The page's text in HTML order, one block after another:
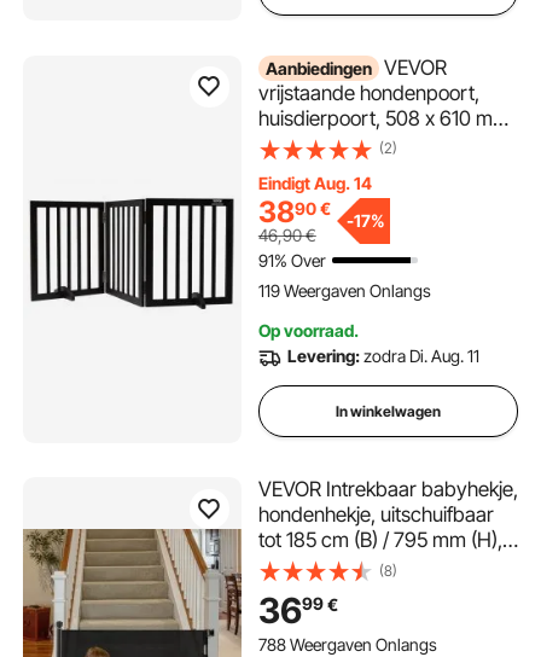
Aanbiedingen VEVOR
vrijstaande hondenpoort,
huisdierpoort, 508 x 610 mm
deurbeveiliging, 3-delige
voor brede en smalle
doorgangen, uitvouwbare
opvouwbare hondenbarrière,
bruine trappoort
(2)
Eindigt Aug. 14
3890€
46,90€
-17%
91% Over
119 Weergaven Onlangs
Op voorraad.
Levering:zodra Di. Aug. 11
In winkelwagen
VEVOR Intrekbaar babyhekje,
hondenhekje, uitschuifbaar
tot 185 cm (B) / 795 mm (H),
traphekje met veiligheidsslot,
gaasveiligheidshekje voor
trappen en gangen,
binnen/buiten, zwart
(8)
3699€
788 Weergaven Onlangs